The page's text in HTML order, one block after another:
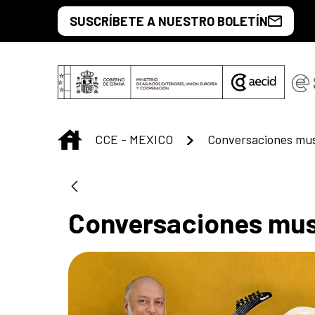
Saltar al contenido principal
SUSCRÍBETE A NUESTRO BOLETÍN
INICIO
CCE - MEXICO Conversaciones
Conversaciones